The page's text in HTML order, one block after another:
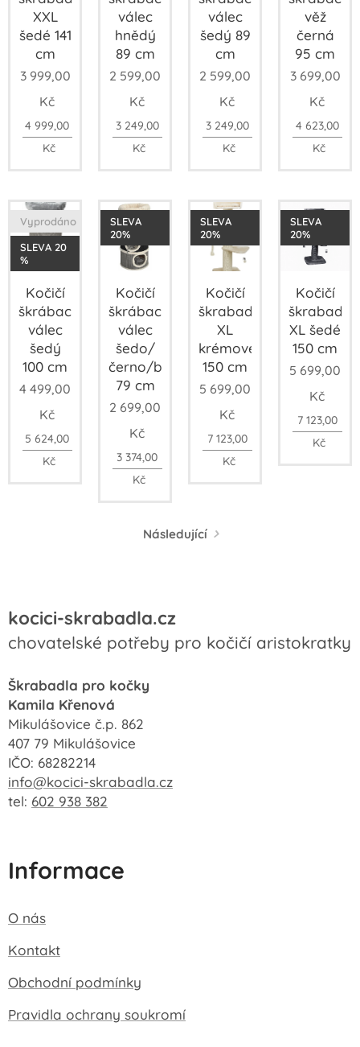
XXL
šedé 141
cm
3 999,00
Kč
4 999,00
Kč
válec
hnědý
89 cm
2 599,00
Kč
3 249,00
Kč
válec
šedý 89
cm
2 599,00
Kč
3 249,00
Kč
věž
černá
95 cm
3 699,00
Kč
4 623,00
Kč
Kočičí
škrábací
válec
šedý
100 cm
Vyprodáno
SLEVA 20
%
4 499,00
Kč
5 624,00
Kč
Kočičí
škrábací
válec
šedo/
černo/béžový
79 cm
SLEVA
20%
2 699,00
Kč
3 374,00
Kč
Kočičí
škrabadlo
XL
krémové
150 cm
SLEVA
20%
5 699,00
Kč
7 123,00
Kč
Kočičí
škrabadlo
XL šedé
150 cm
SLEVA
20%
5 699,00
Kč
7 123,00
Kč
Následující
kocici-skrabadla.cz
chovatelské potřeby pro kočičí aristokratky
Škrabadla pro kočky
Kamila Křenová
Mikulášovice č.p. 862
407 79 Mikulášovice
IČO: 68282214
info@kocici-skrabadla.cz
tel: 602 938 382
Informace
O nás
Kontakt
Obchodní podmínky
Pravidla ochrany soukromí